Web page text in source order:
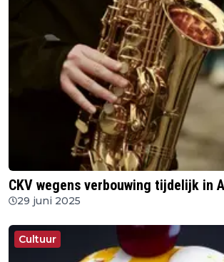
CKV wegens verbouwing tijdelijk in
29 juni 2025
Cultuur